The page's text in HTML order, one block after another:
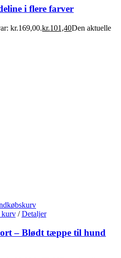
i flere farver
kr.169,00.kr.101,40Den aktuelle
/ Detaljer
– Blødt tæppe til hund